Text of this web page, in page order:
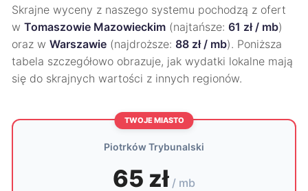
Skrajne wyceny z naszego systemu pochodzą z ofert
w Tomaszowie Mazowieckim (najtańsze: 61 zł / mb)
oraz w Warszawie (najdroższe: 88 zł / mb). Poniższa
tabela szczegółowo obrazuje, jak wydatki lokalne mają
się do skrajnych wartości z innych regionów.
TWOJE MIASTO
Piotrków Trybunalski
65 zł / mb